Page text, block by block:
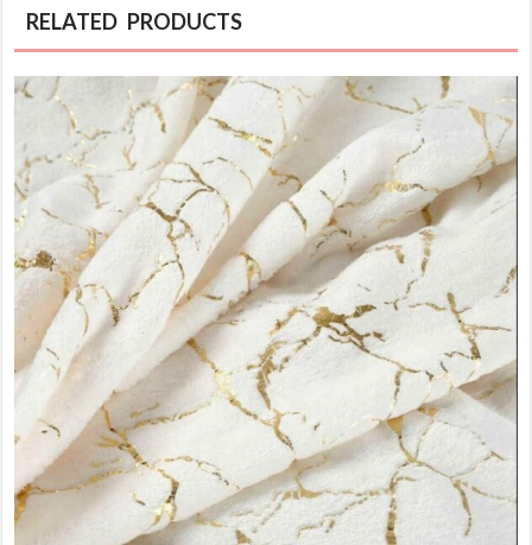
RELATED PRODUCTS